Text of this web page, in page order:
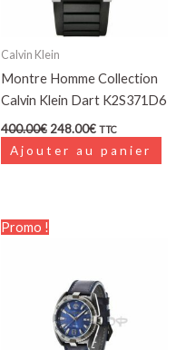
Calvin Klein
Montre Homme Collection
Calvin Klein Dart K2S371D6
400.00€ 248.00€ TTC
Ajouter au panier
Promo !
139.00€.90.35€.